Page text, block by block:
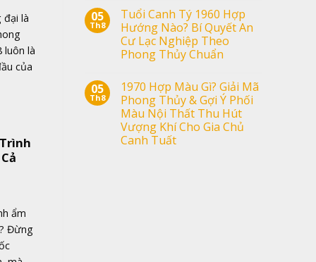
là
luôn là
của
ẩm
Đừng
05
Th8
Tuổi Canh Tý 1960 Hợp
Hướng Nào? Bí Quyết An
Cư Lạc Nghiệp Theo
Phong Thủy Chuẩn
05
Th8
1970 Hợp Màu Gì? Giải Mã
Phong Thủy & Gợi Ý Phối
Màu Nội Thất Thu Hút
Vượng Khí Cho Gia Chủ
Canh Tuất